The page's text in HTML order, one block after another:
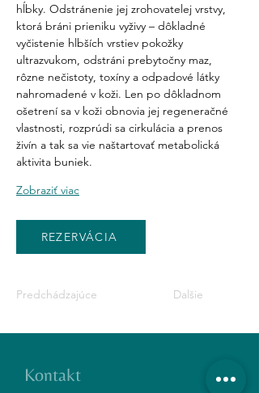
hĺbky. Odstránenie jej zrohovatelej vrstvy,
ktorá bráni prieniku vyživy – dôkladné
vyčistenie hlbších vrstiev pokožky
ultrazvukom, odstráni prebytočny maz,
rôzne nečistoty, toxíny a odpadové látky
nahromadené v koži. Len po dôkladnom
ošetrení sa v koži obnovia jej regeneračné
vlastnosti, rozprúdi sa cirkulácia a prenos
živín a tak sa vie naštartovať metabolická
aktivita buniek.
Zobraziť viac
REZERVÁCIA
Predchádzajúce Dalšie
Kontakt